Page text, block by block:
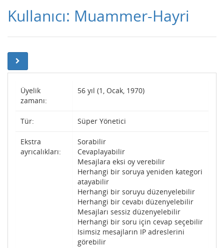
Kullanıcı: Muammer-Hayri
Üyelik
zamanı:
56 yıl (1, Ocak, 1970)
Tür: Süper Yönetici
Ekstra
ayrıcalıkları:
Sorabilir
Cevaplayabilir
Mesajlara eksi oy verebilir
Herhangi bir soruya yeniden kategori
atayabilir
Herhangi bir soruyu düzenyelebilir
Herhangi bir cevabı düzenyelebilir
Mesajları sessiz düzenyelebilir
Herhangi bir soru için cevap seçebilir
Isimsiz mesajların IP adreslerini
görebilir